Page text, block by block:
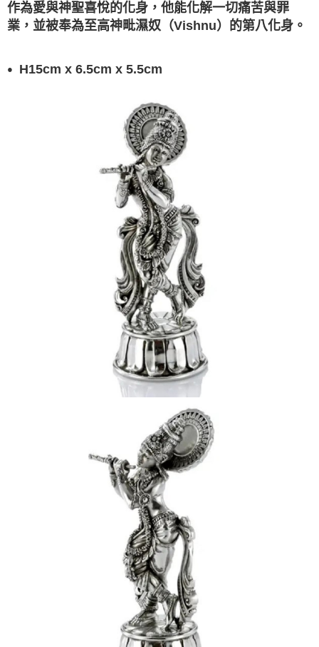
作為愛與神聖喜悅的化身，他能化解一切痛苦與罪
業，並被奉為至高神毗濕奴（Vishnu）的第八化身。
● H15cm x 6.5cm x 5.5cm